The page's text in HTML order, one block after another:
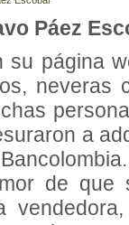
Páez
su página
neveras
a
de que